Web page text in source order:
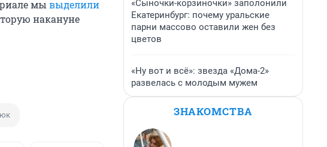
мы выделили
накануне
«Сыночки-корзиночки» заполонили
Екатеринбург: почему уральские
парни массово оставили жен без
цветов
«Ну вот и всё»: звезда «Дома-2»
развелась с молодым мужем
ЗНАКОМСТВА